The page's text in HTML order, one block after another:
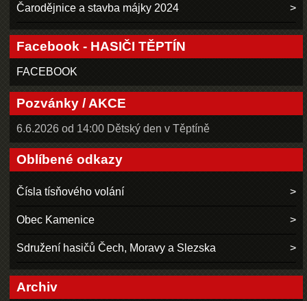
Čarodějnice a stavba májky 2024
Facebook - HASIČI TĚPTÍN
FACEBOOK
Pozvánky / AKCE
6.6.2026 od 14:00 Dětský den v Těptíně
Oblíbené odkazy
Čísla tísňového volání
Obec Kamenice
Sdružení hasičů Čech, Moravy a Slezska
Archiv